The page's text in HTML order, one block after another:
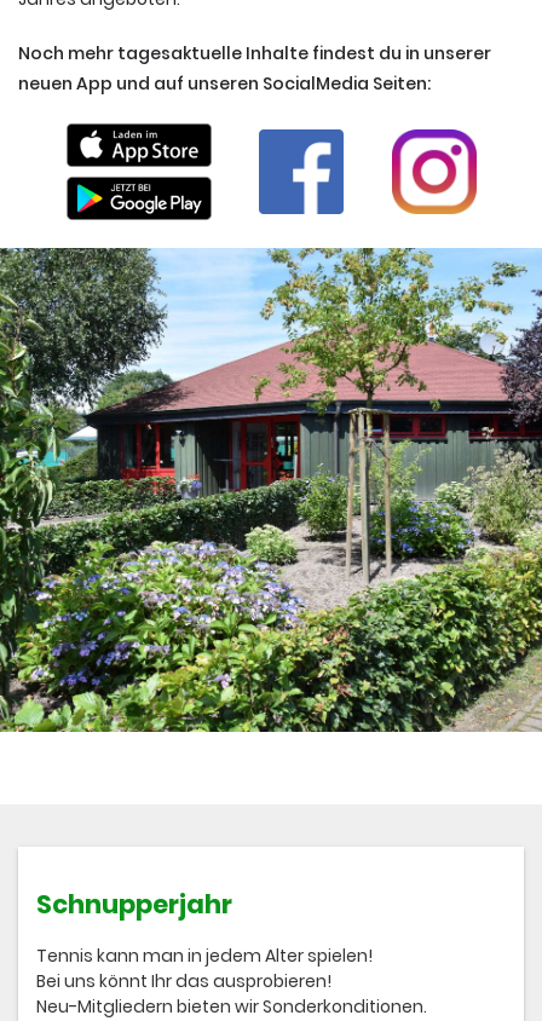
Noch mehr tagesaktuelle Inhalte findest du in unserer
neuen App und auf unseren SocialMedia Seiten:
Schnupperjahr
Tennis kann man in jedem Alter spielen!
Bei uns könnt Ihr das ausprobieren!
Neu-Mitgliedern bieten wir Sonderkonditionen.